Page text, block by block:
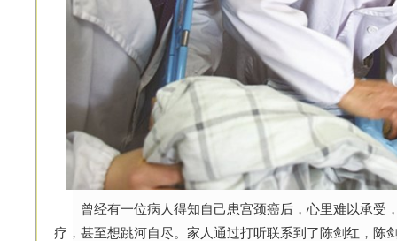
曾经有一位病人得知自己患宫颈癌后，心里难以承受
疗，甚至想跳河自尽。家人通过打听联系到了陈剑红，陈